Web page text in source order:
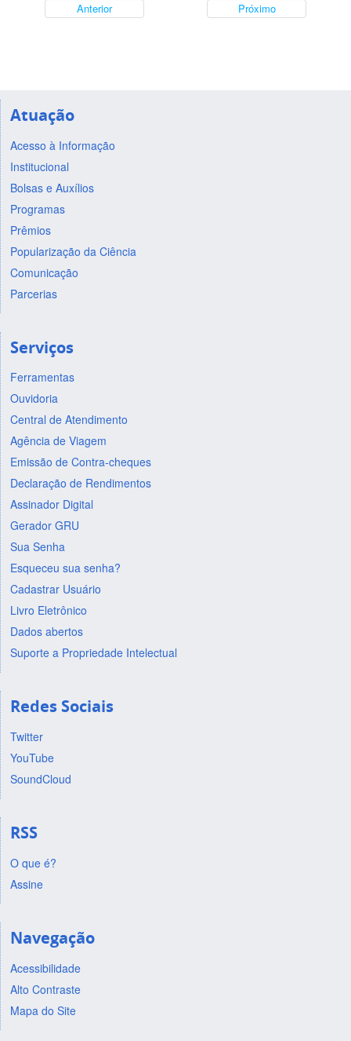
Anterior Próximo
Atuação
Acesso à Informação
Institucional
Bolsas e Auxílios
Programas
Prêmios
Popularização da Ciência
Comunicação
Parcerias
Serviços
Ferramentas
Ouvidoria
Central de Atendimento
Agência de Viagem
Emissão de Contra-cheques
Declaração de Rendimentos
Assinador Digital
Gerador GRU
Sua Senha
Esqueceu sua senha?
Cadastrar Usuário
Livro Eletrônico
Dados abertos
Suporte a Propriedade Intelectual
Redes Sociais
Twitter
YouTube
SoundCloud
RSS
O que é?
Assine
Navegação
Acessibilidade
Alto Contraste
Mapa do Site